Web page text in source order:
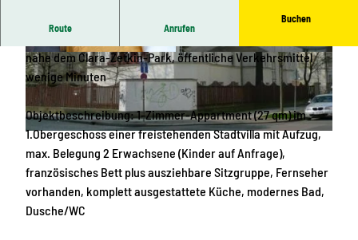
F
e
w
o
A
F
e
w
o
A
m
a
d
e
B
a
d
Route Anrufen
Buchen
nahe dem Clara-Zetkin-Park, öffentliche Verkehrsmittel
wenige Minuten
Objektbeschreibung: 1-Zimmer-Appartment (27 qm) im
1.Obergeschoss einer freistehenden Stadtvilla mit Aufzug,
max. Belegung 2 Erwachsene (Kinder auf Anfrage),
französisches Bett plus ausziehbare Sitzgruppe, Fernseher
vorhanden, komplett ausgestattete Küche, modernes Bad,
Dusche/WC